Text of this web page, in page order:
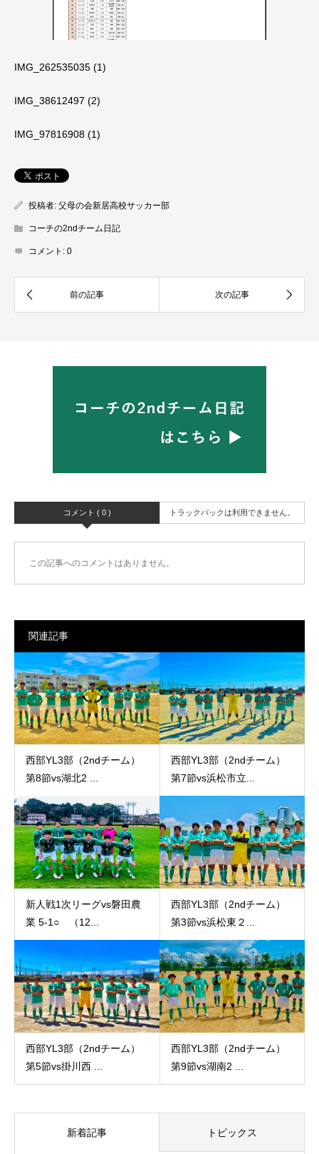
IMG_262535035 (1)
IMG_38612497 (2)
IMG_97816908 (1)
投稿者: 父母の会新居高校サッカー部
コーチの2ndチーム日記
コメント: 0
コメント ( 0 ) トラックバックは利用できません。
この記事へのコメントはありません。
関連記事
西部YL3部（2ndチーム）
第8節vs湖北2 ...
西部YL3部（2ndチーム）
第7節vs浜松市立...
新人戦1次リーグvs磐田農
業 5-1○ （12...
西部YL3部（2ndチーム）
第3節vs浜松東２...
西部YL3部（2ndチーム）
第5節vs掛川西 ...
西部YL3部（2ndチーム）
第9節vs湖南2 ...
新着記事 トピックス